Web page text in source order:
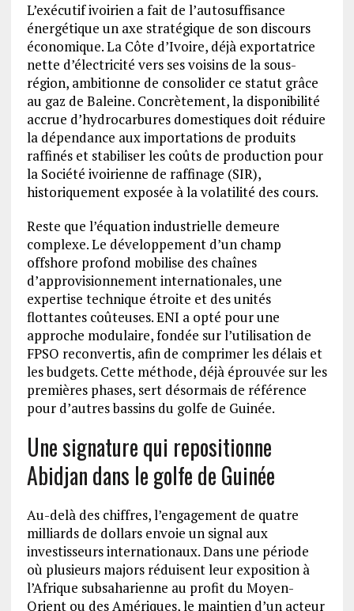
L’exécutif ivoirien a fait de l’autosuffisance
énergétique un axe stratégique de son discours
économique. La Côte d’Ivoire, déjà exportatrice
nette d’électricité vers ses voisins de la sous-
région, ambitionne de consolider ce statut grâce
au gaz de Baleine. Concrètement, la disponibilité
accrue d’hydrocarbures domestiques doit réduire
la dépendance aux importations de produits
raffinés et stabiliser les coûts de production pour
la Société ivoirienne de raffinage (SIR),
historiquement exposée à la volatilité des cours.
Reste que l’équation industrielle demeure
complexe. Le développement d’un champ
offshore profond mobilise des chaînes
d’approvisionnement internationales, une
expertise technique étroite et des unités
flottantes coûteuses. ENI a opté pour une
approche modulaire, fondée sur l’utilisation de
FPSO reconvertis, afin de comprimer les délais et
les budgets. Cette méthode, déjà éprouvée sur les
premières phases, sert désormais de référence
pour d’autres bassins du golfe de Guinée.
Une signature qui repositionne
Abidjan dans le golfe de Guinée
Au-delà des chiffres, l’engagement de quatre
milliards de dollars envoie un signal aux
investisseurs internationaux. Dans une période
où plusieurs majors réduisent leur exposition à
l’Afrique subsaharienne au profit du Moyen-
Orient ou des Amériques, le maintien d’un acteur